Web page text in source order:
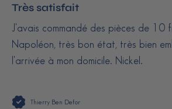
Très satisfait
J'avais commandé des pièces de 10
Napoléon, très bon état, très bien
l'arrivée à mon domicile. Nickel.
Thierry Ben Defor